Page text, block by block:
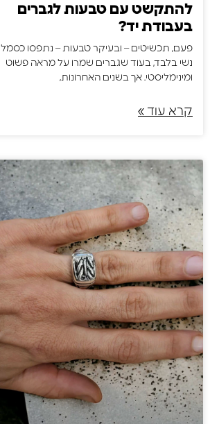
להתקשט עם טבעות לגברים
בעבודת יד?
פעם, תכשיטים – ובעיקר טבעות – נתפסו כסמל
נשי בלבד, בעוד שגברים שמרו על מראה פשוט
ומינימליסטי. אך בשנים האחרונות,
קרא עוד »